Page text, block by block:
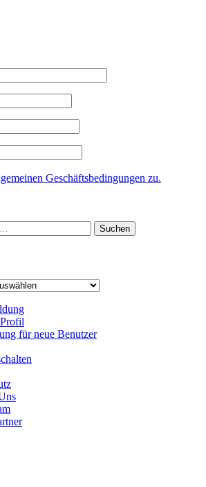
Geschäftsbedingungen zu.
für neue Benutzer